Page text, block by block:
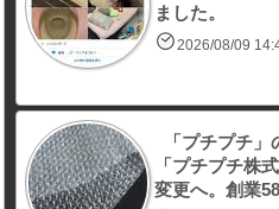
ました。
2026/08/09
「プチプチ」
「プチプチ株
変更へ。創業